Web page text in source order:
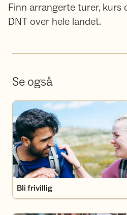
Finn arrangerte turer, kurs
DNT over hele landet.
Se også
Bli frivillig
Bli frivillig